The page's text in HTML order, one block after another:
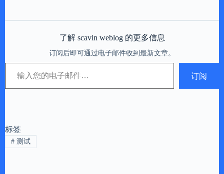
了解 scavin weblog 的更多信息
订阅后即可通过电子邮件收到最新文章。
输入您的电子邮件…
订阅
标签
#测试